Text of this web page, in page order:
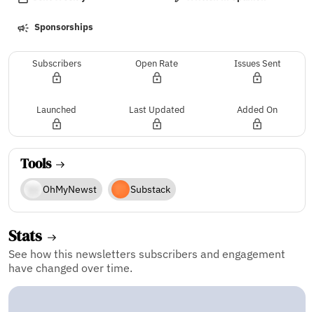
Sponsorships
Subscribers Open Rate Issues Sent
Launched Last Updated Added On
Tools
OhMyNewst Substack
Stats
See how this newsletters subscribers and engagement
have changed over time.